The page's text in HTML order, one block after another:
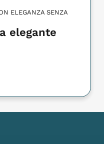
ELEGANZA SENZA
elegante